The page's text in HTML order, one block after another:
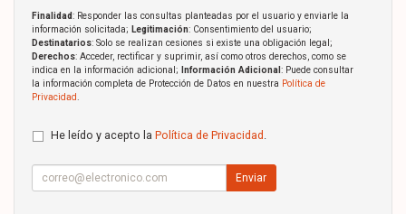
Finalidad: Responder las consultas planteadas por el usuario y enviarle la
información solicitada; Legitimación: Consentimiento del usuario;
Destinatarios: Solo se realizan cesiones si existe una obligación legal;
Derechos: Acceder, rectificar y suprimir, así como otros derechos, como se
indica en la información adicional;
Información Adicional : Puede consultar
la información completa de Protección de Datos en nuestra Política de
Privacidad
He leído y acepto la Política de Privacidad .
Enviar